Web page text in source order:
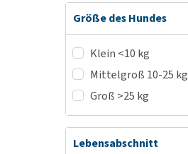
Größe des Hundes
Klein <10 kg
Mittelgroß 10-25 kg
Groß >25 kg
Lebensabschnitt